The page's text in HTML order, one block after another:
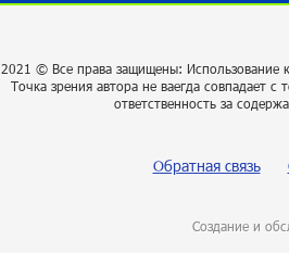
2021 © Все права защищены: Использование
Точка зрения автора не ваегда совпадает
ответственность за
Обратная связь
Создание и